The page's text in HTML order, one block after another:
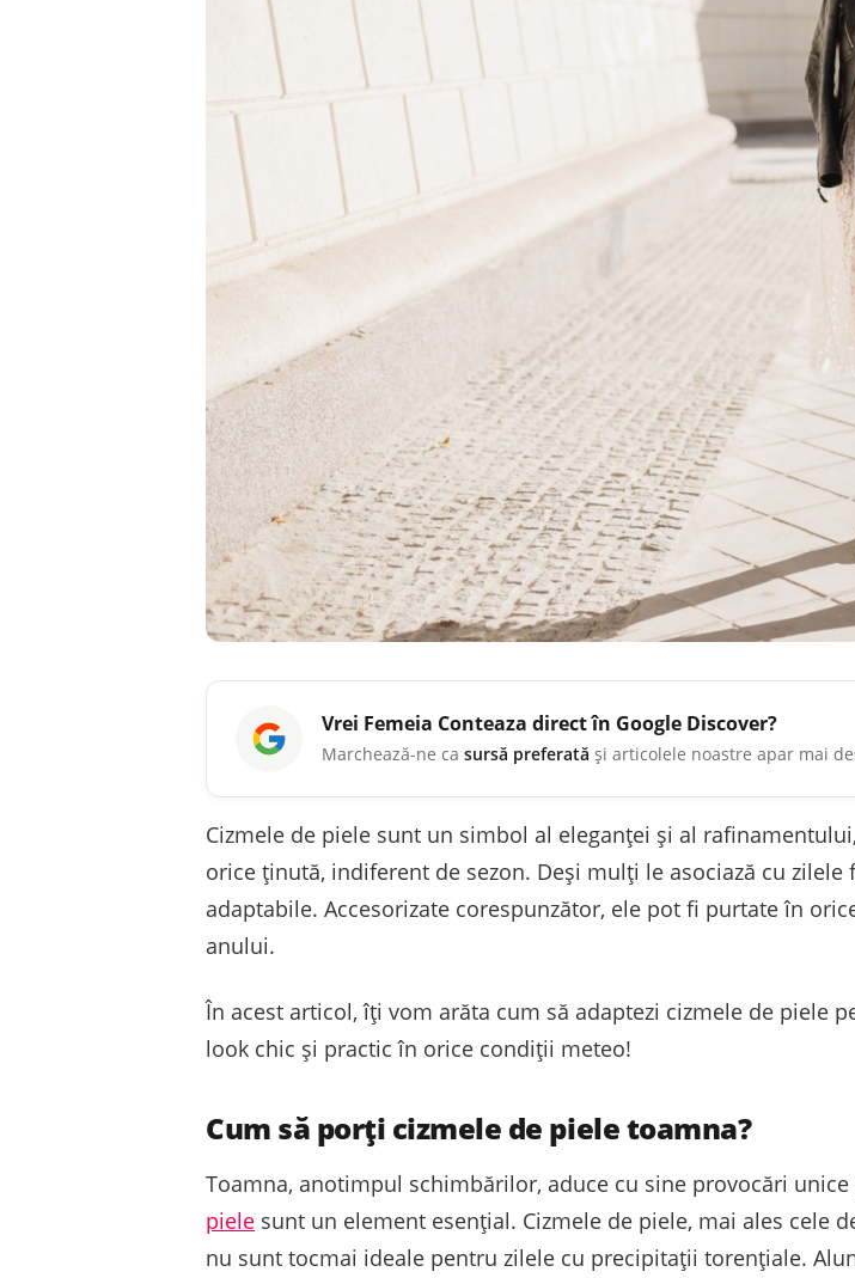
Vrei Femeia Conteaza direct în Google Discover?
Marchează-ne ca sursă preferată și articolele noastre apar mai
Cizmele de piele sunt un simbol al eleganței și al
orice ținută, indiferent de sezon. Deși mulți le asociază cu
adaptabile. Accesorizate corespunzător, ele pot fi purtate în
anului.
În acest articol, îți vom arăta cum să adaptezi cizmele de piele
look chic și practic în orice condiții meteo!
Cum să porți cizmele de piele toamna?
Toamna, anotimpul schimbărilor, aduce cu sine provocări
piele sunt un element esențial. Cizmele de piele, mai ales cele
nu sunt tocmai ideale pentru zilele cu precipitații torențiale.